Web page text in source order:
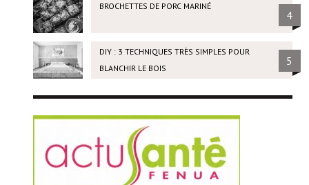
BROCHETTES DE PORC MARINÉ
4
DIY : 3 TECHNIQUES TRÈS SIMPLES POUR
BLANCHIR LE BOIS
5